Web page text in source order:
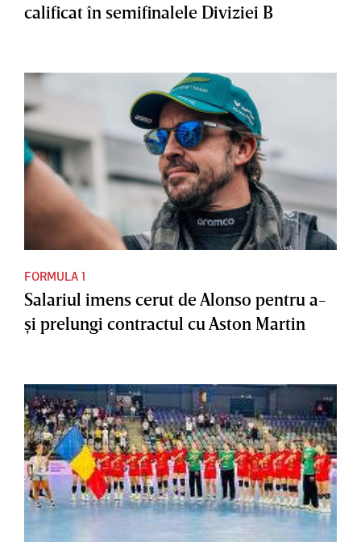
calificat în semifinalele Diviziei B
FORMULA 1
Salariul imens cerut de Alonso pentru a-
şi prelungi contractul cu Aston Martin